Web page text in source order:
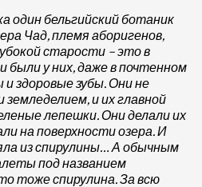
один бельгийский ботаник
Чад, племя аборигенов,
старости – это в
были у них, даже в почтенном
здоровые зубы. Они не
земледелием, и их главной
лепешки. Они делали их
на поверхности озера. И
из спирулины… А обычным
под названием
тоже спирулина. За всю